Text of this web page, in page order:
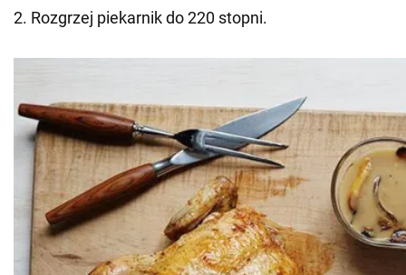
2. Rozgrzej piekarnik do 220 stopni.